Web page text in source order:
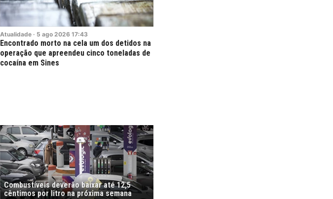
Atualidade · 5 ago 2026 17:43
Encontrado morto na cela um dos detidos na
operação que apreendeu cinco toneladas de
cocaína em Sines
Combustíveis deverão baixar até 12,5
cêntimos por litro na próxima semana